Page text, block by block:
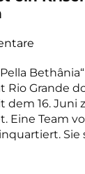
Rio Grande
dem 16. Juni
Eine Team
Sie